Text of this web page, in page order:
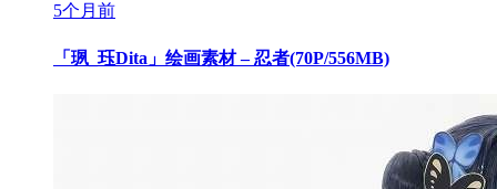
5个月前
「珟_珏Dita」绘画素材 – 忍者(70P/556MB)